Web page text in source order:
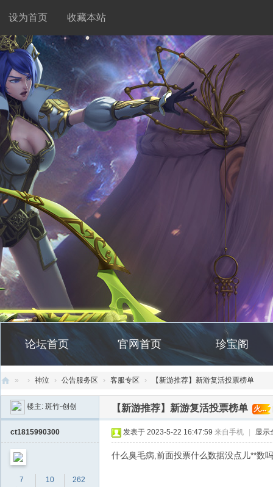
设为首页 收藏本站
论坛首页 官网首页 珍宝阁
创
天
社
区
» › 神泣 › 公告服务区 › 客服专区 › 【新游推荐】新游复活投票榜单
楼主:斑竹-创创 【新游推荐】新游复活投票榜单 火...
ct1815990300
7
10
262
发表于 2023-5-22 16:47:59 来自手机 显示
什么臭毛病,前面投票什么数据没点儿**数